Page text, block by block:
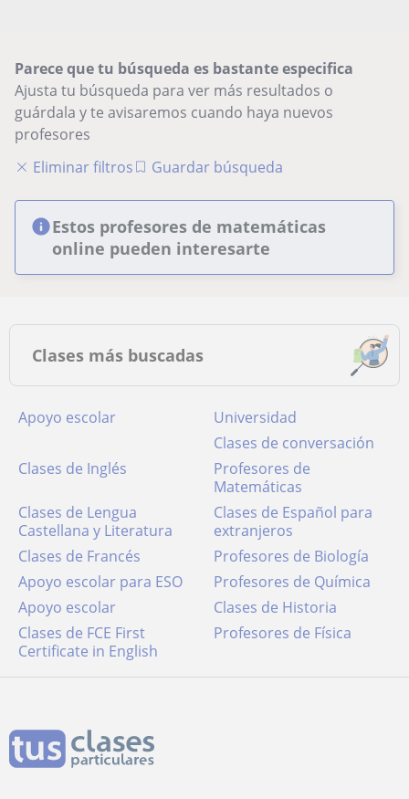
Parece que tu búsqueda es bastante especifica
Ajusta tu búsqueda para ver más resultados o
guárdala y te avisaremos cuando haya nuevos
profesores
Eliminar filtros
Guardar búsqueda
Estos profesores de matemáticas
online pueden interesarte
Clases más buscadas
Apoyo escolar
Universidad
Clases de conversación
Clases de Inglés
Profesores de
Matemáticas
Clases de Lengua
Castellana y Literatura
Clases de Español para
extranjeros
Clases de Francés
Profesores de Biología
Apoyo escolar para ESO
Profesores de Química
Apoyo escolar
Clases de Historia
Clases de FCE First
Certificate in English
Profesores de Física